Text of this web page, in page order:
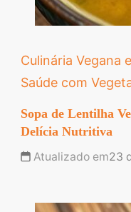
Culinária Vegana
Saúde com
Sopa de Lentilha
Delícia Nutritiva
Atualizado em23